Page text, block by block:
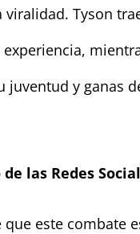
viralidad. Tyson
juventud y ganas
las Redes
que este combate